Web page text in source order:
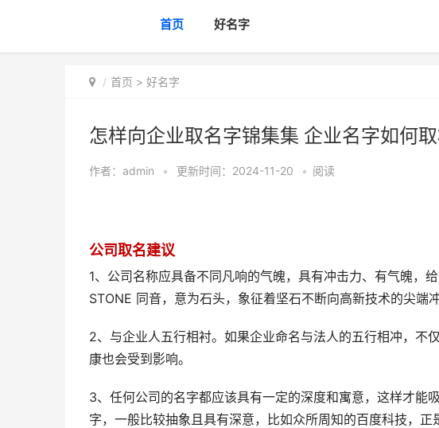
首页 好名字
首页 > 好名字
怎样向企业取名字锦集集 企业名字如何
作者： admin • 更新时间：2024-11-20 • 阅读
公司取名建议
1、公司名称应具备不同凡响的气魄，具有冲击力、有气魄，
STONE 同音，意为石头，象征着坚石不断向高新技术的尖端冲
2、与企业人五行相衬。如果企业命名与法人的五行相冲，不
康也会受到影响。
3、任何公司的名字都应该具有一定的深度和寓意，这样才能
字，一般比较抽象且具有深意，比如众所周知的百度科技，